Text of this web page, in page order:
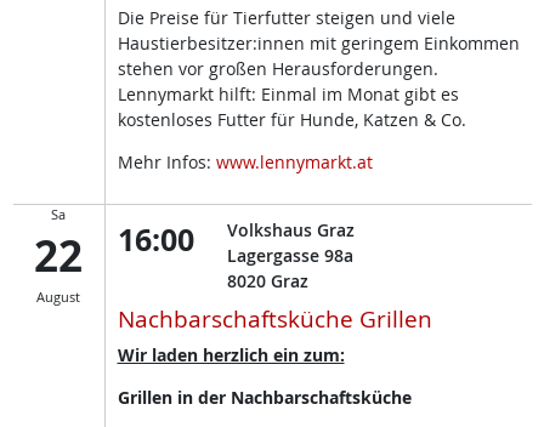
Die Preise für Tierfutter steigen und viele
Haustierbesitzer:innen mit geringem Einkommen
stehen vor großen Herausforderungen.
Lennymarkt hilft: Einmal im Monat gibt es
kostenloses Futter für Hunde, Katzen & Co.
Mehr Infos: www.lennymarkt.at
Sa
22
August
16:00
Volkshaus Graz
Lagergasse 98a
8020 Graz
Nachbarschaftsküche Grillen
Wir laden herzlich ein zum:
Grillen in der Nachbarschaftsküche